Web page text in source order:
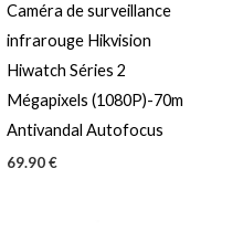
Caméra de surveillance
infrarouge Hikvision
Hiwatch Séries 2
Mégapixels (1080P)-70m
Antivandal Autofocus
69.90€